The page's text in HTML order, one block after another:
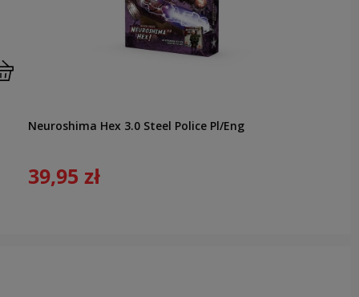
Neuroshima Hex 3.0 Steel Police Pl/Eng
39,95 zł